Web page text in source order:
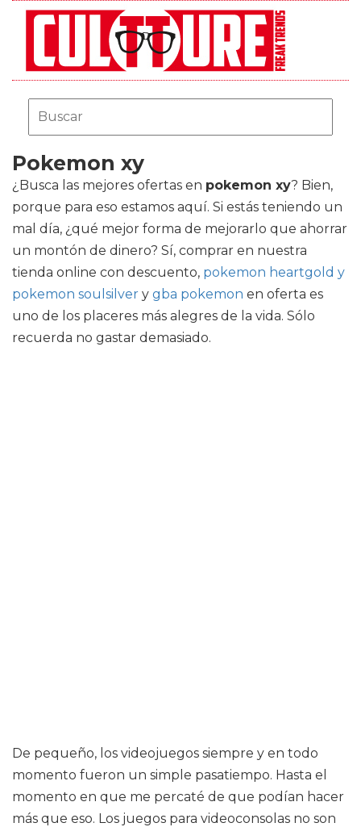
Pokemon xy
¿Busca las mejores ofertas en pokemon xy? Bien,
porque para eso estamos aquí. Si estás teniendo un
mal día, ¿qué mejor forma de mejorarlo que ahorrar
un montón de dinero? Sí, comprar en nuestra
tienda online con descuento, pokemon heartgold y
pokemon soulsilver y gba pokemon en oferta es
uno de los placeres más alegres de la vida. Sólo
recuerda no gastar demasiado.
De pequeño, los videojuegos siempre y en todo
momento fueron un simple pasatiempo. Hasta el
momento en que me percaté de que podían hacer
más que eso. Los juegos para videoconsolas no son